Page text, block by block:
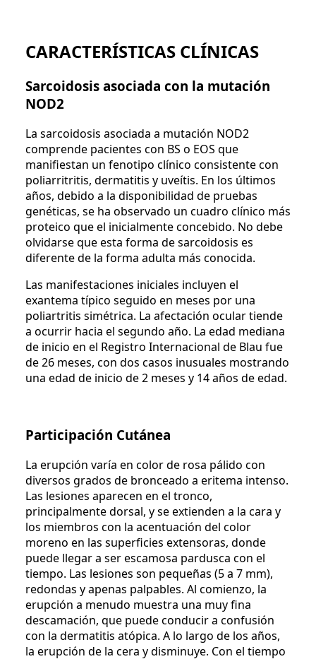
CARACTERÍSTICAS CLÍNICAS
Sarcoidosis asociada con la mutación
NOD2
La sarcoidosis asociada a mutación NOD2
comprende pacientes con BS o EOS que
manifiestan un fenotipo clínico consistente con
poliarritritis, dermatitis y uveítis. En los últimos
años, debido a la disponibilidad de pruebas
genéticas, se ha observado un cuadro clínico más
proteico que el inicialmente concebido. No debe
olvidarse que esta forma de sarcoidosis es
diferente de la forma adulta más conocida.
Las manifestaciones iniciales incluyen el
exantema típico seguido en meses por una
poliartritis simétrica. La afectación ocular tiende
a ocurrir hacia el segundo año. La edad mediana
de inicio en el Registro Internacional de Blau fue
de 26 meses, con dos casos inusuales mostrando
una edad de inicio de 2 meses y 14 años de edad.
Participación Cutánea
La erupción varía en color de rosa pálido con
diversos grados de bronceado a eritema intenso.
Las lesiones aparecen en el tronco,
principalmente dorsal, y se extienden a la cara y
los miembros con la acentuación del color
moreno en las superficies extensoras, donde
puede llegar a ser escamosa pardusca con el
tiempo. Las lesiones son pequeñas (5 a 7 mm),
redondas y apenas palpables. Al comienzo, la
erupción a menudo muestra una muy fina
descamación, que puede conducir a confusión
con la dermatitis atópica. A lo largo de los años,
la erupción de la cera y disminuye. Con el tiempo